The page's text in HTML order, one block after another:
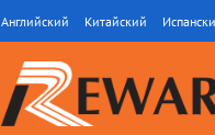
Английский Китайский